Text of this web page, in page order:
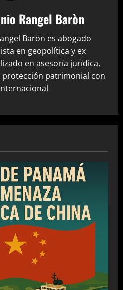
Rangel Baròn
Barón es abogado
en geopolítica y ex
en asesoría jurídica,
protección patrimonial con